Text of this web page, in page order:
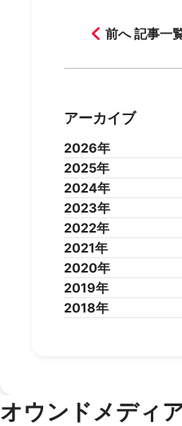
前へ 記事一
アーカイブ
2026年
2026年7月
2026年5月
2026年3月
2025年
2025年12月
2025年10月
2025年8月
2025年6月
2025年4月
2025年2月
2024年
2024年12月
2024年10月
2024年8月
2024年6月
2024年4月
2024年2月
2023年
2023年12月
2023年10月
2023年8月
2023年6月
2023年4月
2022年
2022年12月
2022年10月
2022年8月
2022年6月
2021年
2021年12月
2021年10月
2021年8月
2020年
2020年12月
2020年10月
2019年
2019年12月
2019年2月
2018年
オウンドメディ